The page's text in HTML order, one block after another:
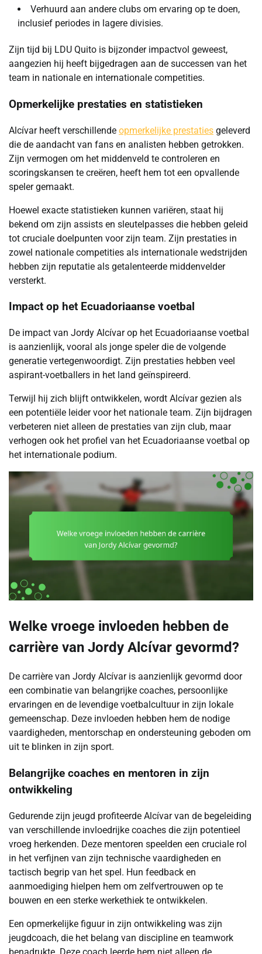
Verhuurd aan andere clubs om ervaring op te doen,
inclusief periodes in lagere divisies.
Zijn tijd bij LDU Quito is bijzonder impactvol geweest,
aangezien hij heeft bijgedragen aan de successen van het
team in nationale en internationale competities.
Opmerkelijke prestaties en statistieken
Alcívar heeft verschillende opmerkelijke prestaties geleverd
die de aandacht van fans en analisten hebben getrokken.
Zijn vermogen om het middenveld te controleren en
scoringskansen te creëren, heeft hem tot een opvallende
speler gemaakt.
Hoewel exacte statistieken kunnen variëren, staat hij
bekend om zijn assists en sleutelpasses die hebben geleid
tot cruciale doelpunten voor zijn team. Zijn prestaties in
zowel nationale competities als internationale wedstrijden
hebben zijn reputatie als getalenteerde middenvelder
versterkt.
Impact op het Ecuadoriaanse voetbal
De impact van Jordy Alcívar op het Ecuadoriaanse voetbal
is aanzienlijk, vooral als jonge speler die de volgende
generatie vertegenwoordigt. Zijn prestaties hebben veel
aspirant-voetballers in het land geïnspireerd.
Terwijl hij zich blijft ontwikkelen, wordt Alcívar gezien als
een potentiële leider voor het nationale team. Zijn bijdragen
verbeteren niet alleen de prestaties van zijn club, maar
verhogen ook het profiel van het Ecuadoriaanse voetbal op
het internationale podium.
Welke vroege invloeden hebben de
carrière van Jordy Alcívar gevormd?
De carrière van Jordy Alcívar is aanzienlijk gevormd door
een combinatie van belangrijke coaches, persoonlijke
ervaringen en de levendige voetbalcultuur in zijn lokale
gemeenschap. Deze invloeden hebben hem de nodige
vaardigheden, mentorschap en ondersteuning geboden om
uit te blinken in zijn sport.
Belangrijke coaches en mentoren in zijn
ontwikkeling
Gedurende zijn jeugd profiteerde Alcívar van de begeleiding
van verschillende invloedrijke coaches die zijn potentieel
vroeg herkenden. Deze mentoren speelden een cruciale rol
in het verfijnen van zijn technische vaardigheden en
tactisch begrip van het spel. Hun feedback en
aanmoediging hielpen hem om zelfvertrouwen op te
bouwen en een sterke werkethiek te ontwikkelen.
Een opmerkelijke figuur in zijn ontwikkeling was zijn
jeugdcoach, die het belang van discipline en teamwork